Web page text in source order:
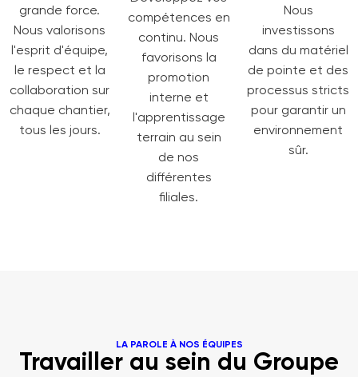
grande force.
Nous valorisons
l'esprit d'équipe,
le respect et la
collaboration sur
chaque chantier,
tous les jours.
compétences en
continu. Nous
favorisons la
promotion
interne et
l'apprentissage
terrain au sein
de nos
différentes
filiales.
Nous
investissons
dans du matériel
de pointe et des
processus stricts
pour garantir un
environnement
sûr.
LA PAROLE À NOS ÉQUIPES
Travailler au sein du Groupe